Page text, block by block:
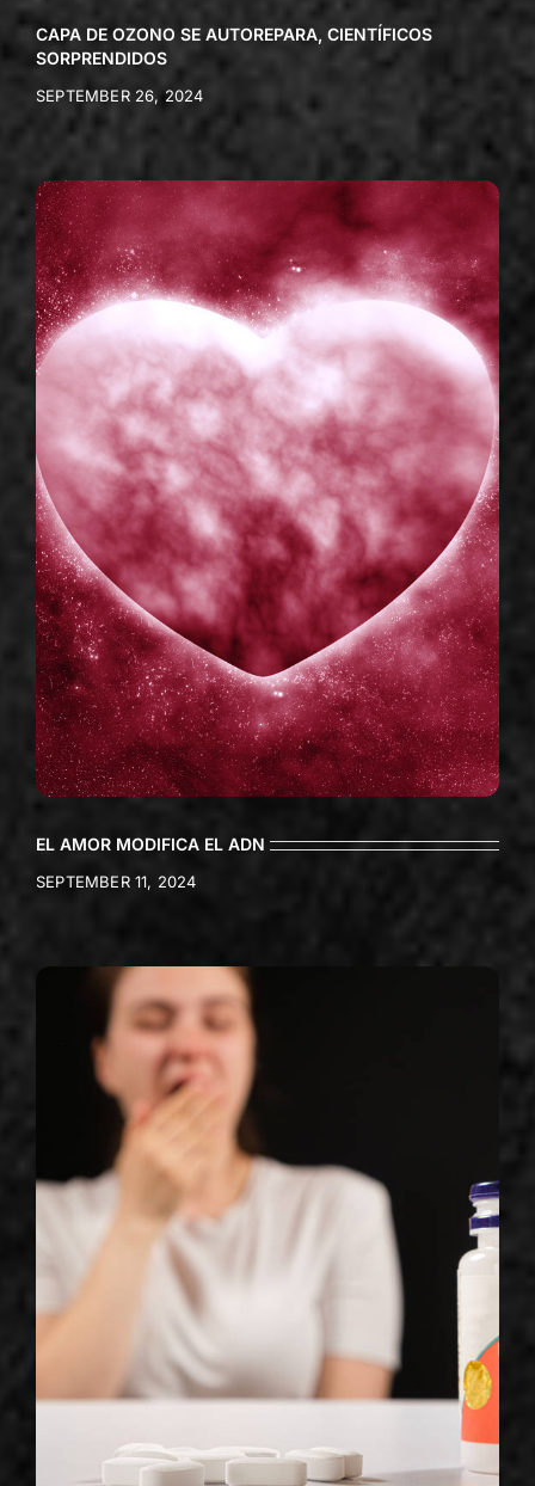
CAPA DE OZONO SE AUTOREPARA, CIENTÍFICOS
SORPRENDIDOS
SEPTEMBER 26, 2024
EL AMOR MODIFICA EL ADN
SEPTEMBER 11, 2024